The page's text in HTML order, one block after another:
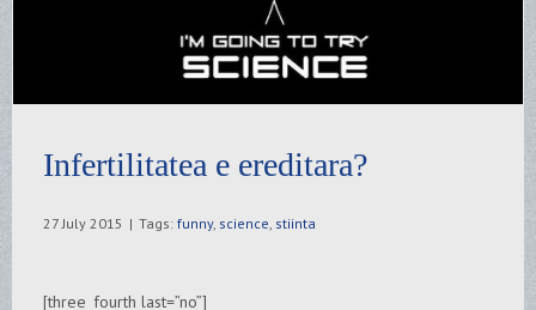
Infertilitatea e ereditara?
27 July 2015 | Tags: funny, science stiinta
[three_fourth last=”no”]